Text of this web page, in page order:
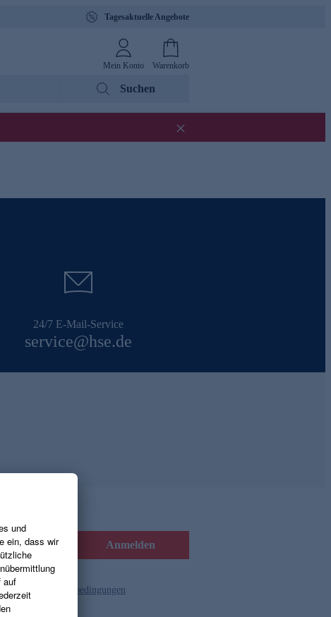
Tagesaktuelle Angebote
Mein Konto Warenkorb
Suchen
24/7 E-Mail-Service
service@hse.de
Anmelden
und die Gutscheinbedingungen